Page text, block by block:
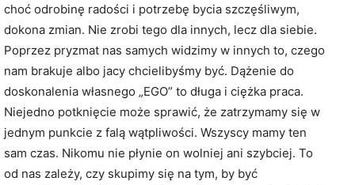
choć odrobinę radości i potrzebę bycia szczęśliwym,
dokona zmian. Nie zrobi tego dla innych, lecz dla siebie.
Poprzez pryzmat nas samych widzimy w innych to, czego
nam brakuje albo jacy chcielibyśmy być. Dążenie do
doskonalenia własnego „EGO” to długa i ciężka praca.
Niejedno potknięcie może sprawić, że zatrzymamy się w
jednym punkcie z falą wątpliwości. Wszyscy mamy ten
sam czas. Nikomu nie płynie on wolniej ani szybciej. To
od nas zależy, czy skupimy się na tym, by być